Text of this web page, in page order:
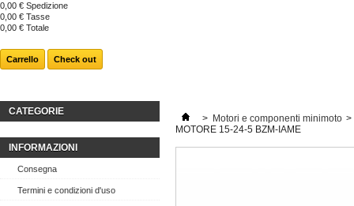
0,00 € Spedizione
0,00 € Tasse
0,00 € Totale
Carrello Check out
CATEGORIE
INFORMAZIONI
Consegna
Termini e condizioni d'uso
> Motori e componenti minimoto >
MOTORE 15-24-5 BZM-IAME